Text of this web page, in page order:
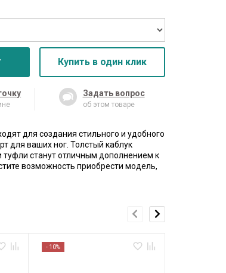
Купить в один клик
Задать вопрос
об этом товаре
для создания стильного и удобного
для ваших ног. Толстый каблук
станут отличным дополнением к
возможность приобрести модель,
- 10%